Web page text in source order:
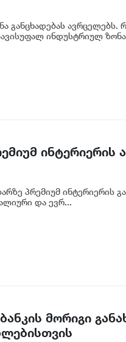
ავრცელებს.
ინდუსტრიულ
ინტერიერის
პრემიუმ ინტერიერის
და ევრ...
მორიგი